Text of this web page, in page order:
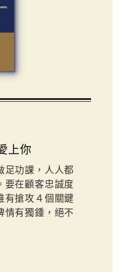
上你
足功課，人人都
要在顧客忠誠度
有搶攻４個關鍵
情有獨鍾，絕不